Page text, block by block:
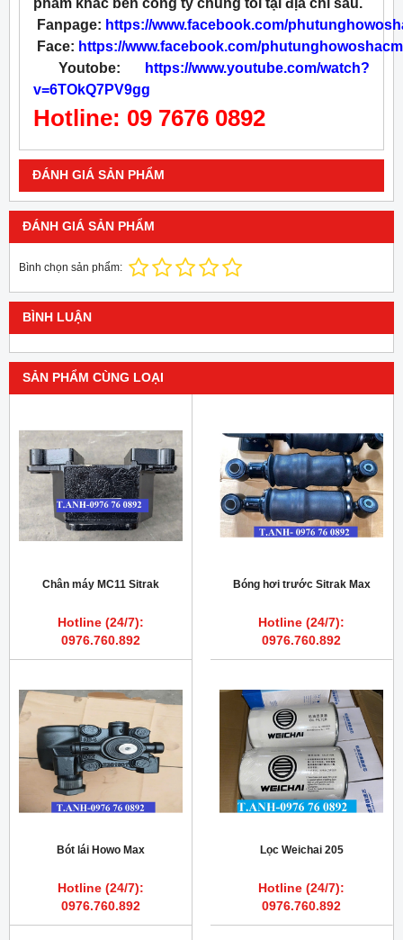
phẩm khác bên công ty chúng tôi tại địa chỉ sau.
Fanpage: https://www.facebook.com/
Face: https://www.facebook.com/
Youtobe:
https://www.youtube.com/watch?
v=6TOkQ7PV9gg
Hotline: 09 7676 0892
ĐÁNH GIÁ SẢN PHẨM
ĐÁNH GIÁ SẢN PHẨM
Bình chọn sản phẩm:
BÌNH LUẬN
SẢN PHẨM CÙNG LOẠI
Chân máy MC11 Sitrak
Hotline (24/7):
0976.760.892
Bóng hơi trước Sitrak Max
Hotline (24/7):
0976.760.892
Bót lái Howo Max
Hotline (24/7):
0976.760.892
Lọc Weichai 205
Hotline (24/7):
0976.760.892